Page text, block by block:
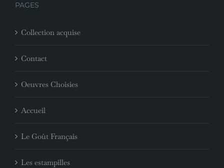
PAGES
Collection acquise
Contact
Oeuvres Choisies
Accueil
Le Goût Français
Les estampilles